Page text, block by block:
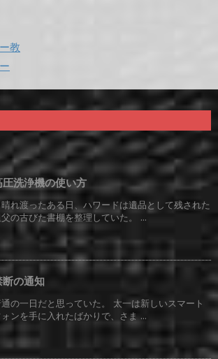
教
圧洗浄機の使い方
れ渡ったある日、ハワードは遺品として残された
の古びた書棚を整理していた。 ...
断の通知
の一日だと思っていた。 太一は新しいスマート
ォンを手に入れたばかりで、さま ...